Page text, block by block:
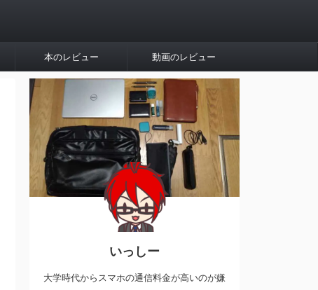
本のレビュー 動画のレビュー
いっしー
大学時代からスマホの通信料金が高いのが嫌